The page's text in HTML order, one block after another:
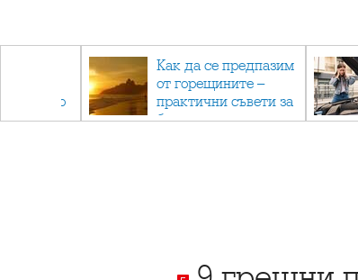
отново
Как да се предпазим
от горещините –
практични съвети за
безопасно лято